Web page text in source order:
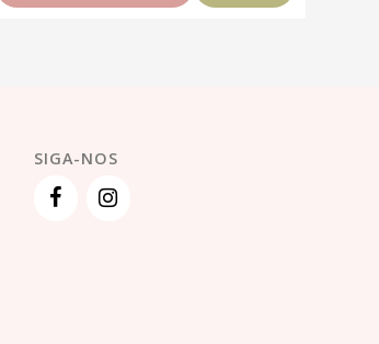
SIGA-NOS